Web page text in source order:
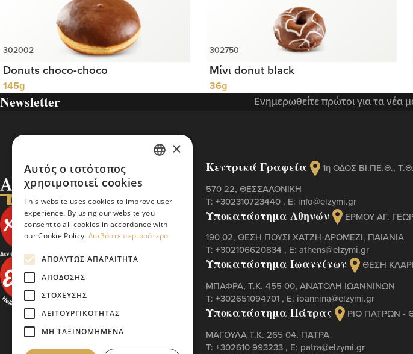
Donuts choco-choco
145g
Μίνι donut black
36g
Newsletter Ενημερωθείτε πρώτοι για τα νέα
Κεντρικά Γραφεία
1η ΟΔΟΣ ΒΙ.ΠΕ.Θ.,
570 22, ΘΕΣΣΑΛΟΝΙΚΗ
Τ: +302310723440 , Ε: info@elzymi.gr
Υποκατάστημα Αθηνών
ΕΡΜΟΥ ΑΓ.
190 02, ΘΕΣΗ ΠΟΥΣΙ ΧΑΤΖΗ-ΔΡΟΜΕΖΙ, ΠΑΙΑΝΙΑ
Τ: +302106620834 , Ε: athens@elzymi.gr
Υποκατάστημα Ιωαννίνων
ΘΕΣΗ
ΜΠΑΦΡΑ, Τ.Κ. 455 00, ΑΝΑΤΟΛΗ ΙΩΑΝΝΙΝΩΝ
Τ: +302651094701 , Ε: ioannina@elzymi.gr
Υποκατάστημα Πάτρας
ΡΙΟ ΠΑΤΡΩΝ -
ΜΑΓΟΥΛΑ Τ.Κ. 265 04, ΠΑΤΡΑ
Τ: +302610 993233 , Ε: patra@elzymi.gr
×
Αυτός ο ιστότοπος
χρησιμοποιεί cookies
This website uses cookies to improve user
experience. By using our website you
consent to all cookies in accordance with
our Cookie Policy. Διαβάστε περισσότερα
ΑΠΟΛΎΤΩΣ ΑΠΑΡΑΊΤΗΤΑ
ΑΠΌΔΟΣΗΣ
ΣΤΌΧΕΥΣΗΣ
ΛΕΙΤΟΥΡΓΙΚΌΤΗΤΑΣ
ΜΗ ΤΑΞΙΝΟΜΗΜΈΝΑ